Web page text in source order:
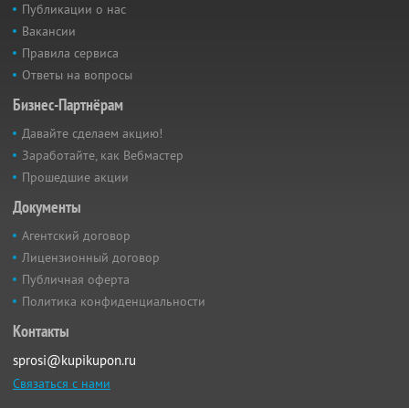
Публикации о нас
Вакансии
Правила сервиса
Ответы на вопросы
Бизнес-Партнёрам
Давайте сделаем акцию!
Заработайте, как Вебмастер
Прошедшие акции
Документы
Агентский договор
Лицензионный договор
Публичная оферта
Политика конфиденциальности
Контакты
sprosi@kupikupon.ru
Связаться с нами